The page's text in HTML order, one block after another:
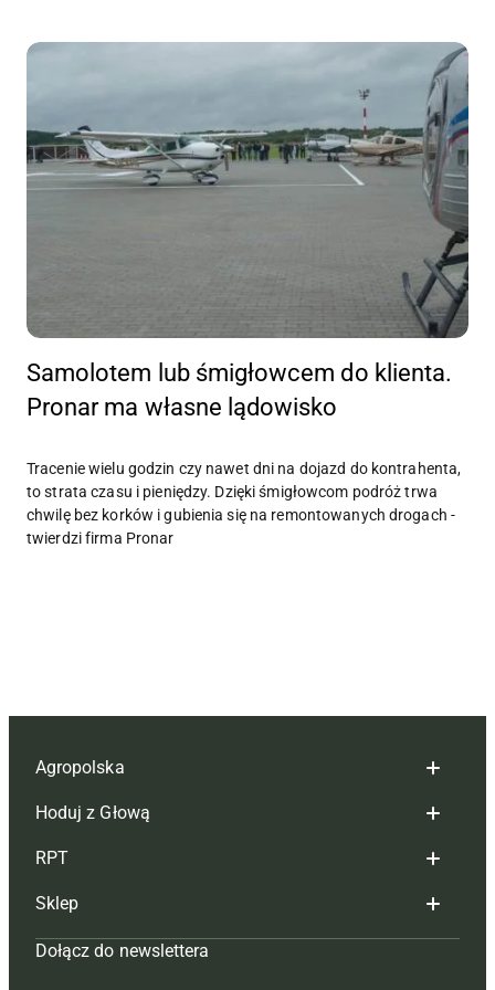
Samolotem lub śmigłowcem do klienta.
Pronar ma własne lądowisko
Tracenie wielu godzin czy nawet dni na dojazd do kontrahenta,
to strata czasu i pieniędzy. Dzięki śmigłowcom podróż trwa
chwilę bez korków i gubienia się na remontowanych drogach -
twierdzi firma Pronar
Agropolska
Redakcja
Reklama
Tagi
Mapa serwisu
Hoduj z Głową
Hoduj z głową bydło
Hoduj z głową świnie
Prenumerata
RPT
Redakcja
Prenumerata
Sklep
Czasopisma i prenumerata
Dołącz do newslettera